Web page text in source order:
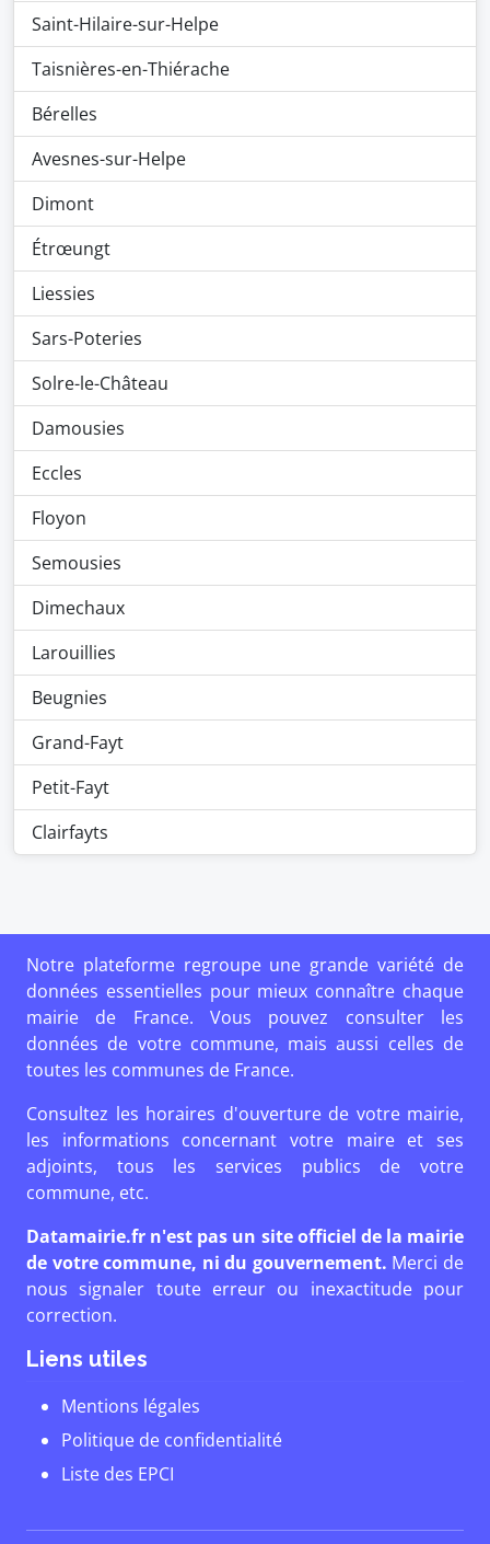
Saint-Hilaire-sur-Helpe
Taisnières-en-Thiérache
Bérelles
Avesnes-sur-Helpe
Dimont
Étrœungt
Liessies
Sars-Poteries
Solre-le-Château
Damousies
Eccles
Floyon
Semousies
Dimechaux
Larouillies
Beugnies
Grand-Fayt
Petit-Fayt
Clairfayts
Notre plateforme regroupe une grande variété de
données essentielles pour mieux connaître chaque
mairie de France. Vous pouvez consulter les
données de votre commune, mais aussi celles de
toutes les communes de France.
Consultez les horaires d'ouverture de votre mairie,
les informations concernant votre maire et ses
adjoints, tous les services publics de votre
commune, etc.
Datamairie.fr n'est pas un site officiel de la mairie
de votre commune, ni du gouvernement. Merci de
nous signaler toute erreur ou inexactitude pour
correction.
Liens utiles
Mentions légales
Politique de confidentialité
Liste des EPCI